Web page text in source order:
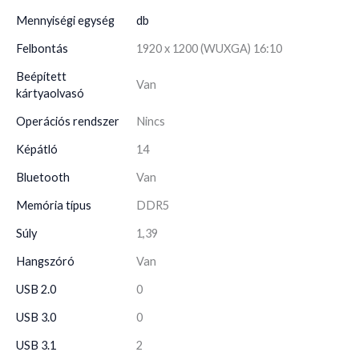
Mennyiségi egység db
Felbontás 1920 x 1200 (WUXGA) 16:10
Beépített
kártyaolvasó
Van
Operációs rendszer Nincs
Képátló 14
Bluetooth Van
Memória típus DDR5
Súly 1,39
Hangszóró Van
USB 2.0 0
USB 3.0 0
USB 3.1 2